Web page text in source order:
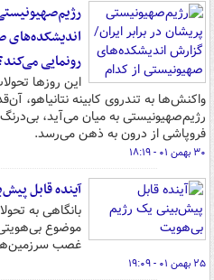
اندیشکده‌های
رونمایی
این روزها
واکنش‌ها به تندروی کابینه نتانیاهو،
رژیم‌صهیونیستی به میان می‌آید،
فروپاشی از درون به ذهن می‌رسد.
۳۰ بهمن ۰۱ - ۱۸:۱۹
آینده قابل
بانگاهی به
موضوع
غصب
۲۵ بهمن ۰۱ - ۱۹:۰۹